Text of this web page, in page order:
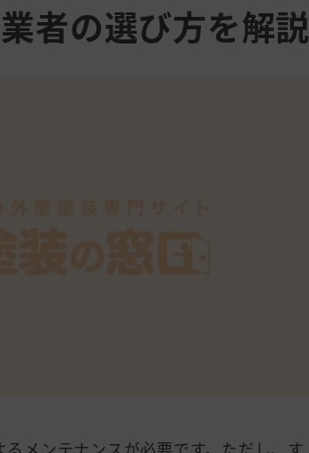
者の選び方を解説